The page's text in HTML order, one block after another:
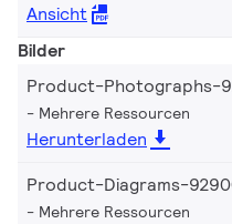
Ansicht
Bilder
Product-Photographs-
Mehrere Ressourcen
Herunterladen
Product-Diagrams-
Mehrere Ressourcen